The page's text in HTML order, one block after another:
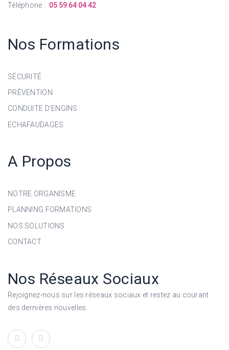
Téléphone : 05 59 64 04 42
Nos Formations
SÉCURITÉ
PRÉVENTION
CONDUITE D’ENGINS
ECHAFAUDAGES
A Propos
NOTRE ORGANISME
PLANNING FORMATIONS
NOS SOLUTIONS
CONTACT
Nos Réseaux Sociaux
Rejoignez-nous sur les réseaux sociaux et restez au courant
des dernières nouvelles.